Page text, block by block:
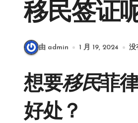
移民签证
由 admin 1 月 19, 2024 没
想要移民菲
好处？